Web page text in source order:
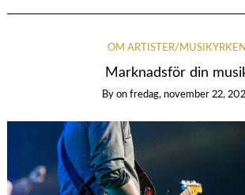
OM ARTISTER/MUSIKYRKEN
Marknadsför din
By on fredag, november 22,